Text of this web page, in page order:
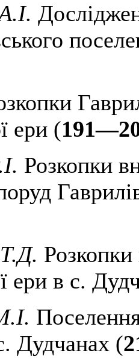
ери (
Розкопки
ери в с.
Дудчанах (